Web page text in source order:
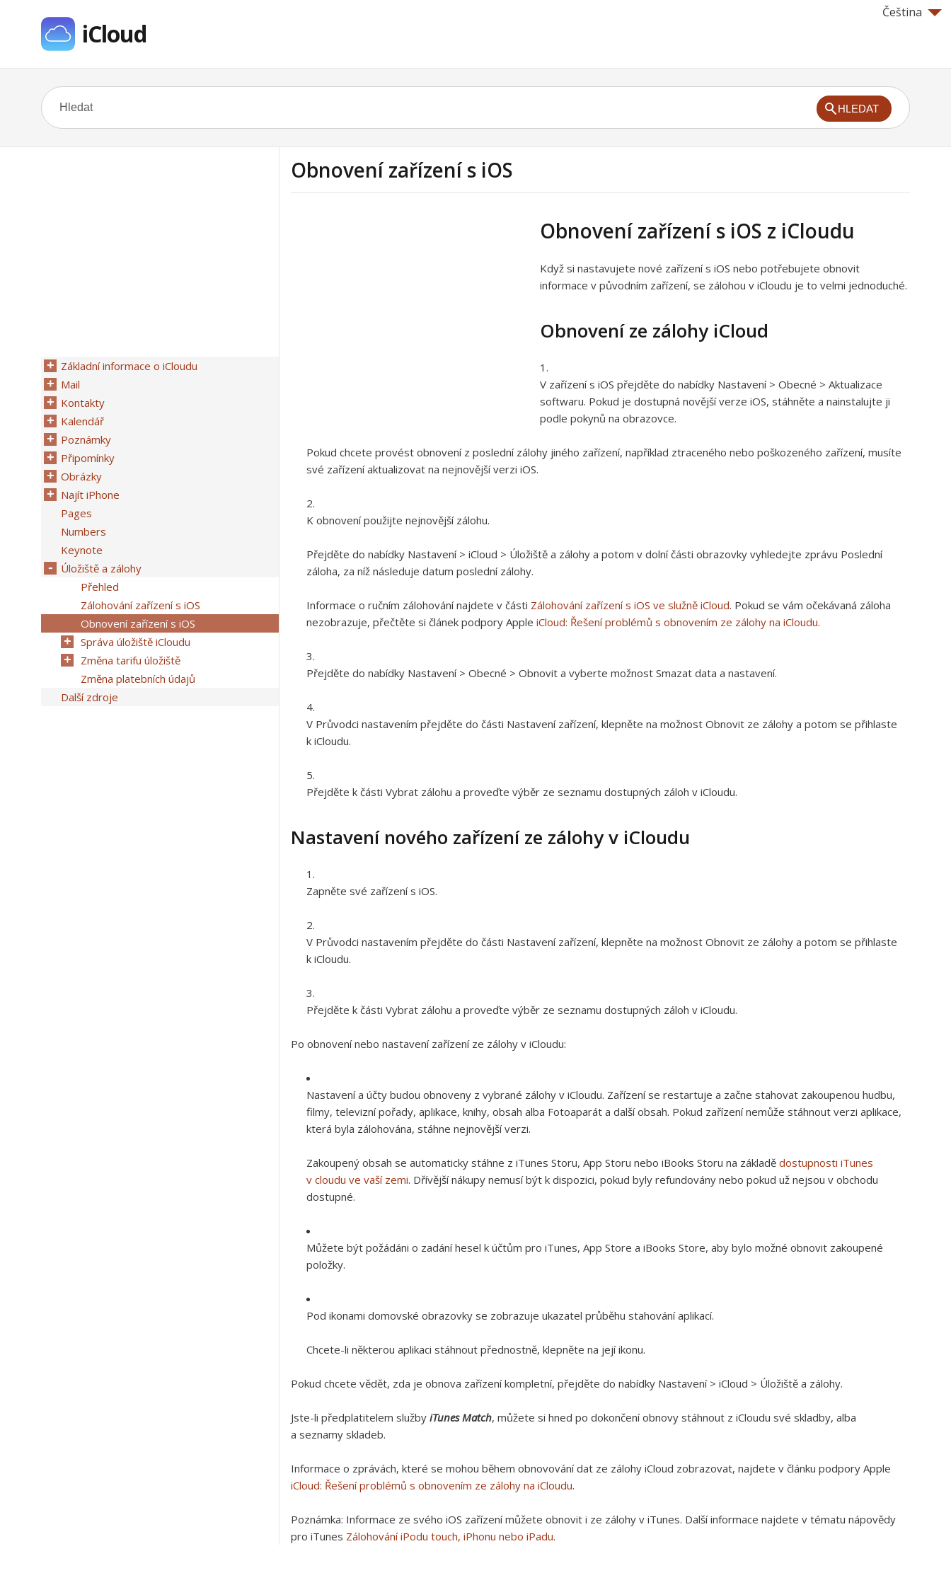
Čeština
iCloud
HLEDAT
Obnovení zařízení s iOS
Obnovení zařízení s iOS z iCloudu
Když si nastavujete nové zařízení s iOS nebo potřebujete obnovit
informace v původním zařízení, se zálohou v iCloudu je to velmi jednoduché.
Obnovení ze zálohy iCloud
V zařízení s iOS přejděte do nabídky Nastavení > Obecné > Aktualizace
softwaru. Pokud je dostupná novější verze iOS, stáhněte a nainstalujte ji
podle pokynů na obrazovce.
Pokud chcete provést obnovení z poslední zálohy jiného zařízení, například ztraceného nebo poškozeného zařízení, musíte
své zařízení aktualizovat na nejnovější verzi iOS.
K obnovení použijte nejnovější zálohu.
Přejděte do nabídky Nastavení > iCloud > Úložiště a zálohy a potom v dolní části obrazovky vyhledejte zprávu Poslední
záloha, za níž následuje datum poslední zálohy.
Informace o ručním zálohování najdete v části Zálohování zařízení s iOS ve služně iCloud. Pokud se vám očekávaná záloha
nezobrazuje, přečtěte si článek podpory Apple iCloud: Řešení problémů s obnovením ze zálohy na iCloudu.
Přejděte do nabídky Nastavení > Obecné > Obnovit a vyberte možnost Smazat data a nastavení.
V Průvodci nastavením přejděte do části Nastavení zařízení, klepněte na možnost Obnovit ze zálohy a potom se přihlaste
k iCloudu.
Přejděte k části Vybrat zálohu a proveďte výběr ze seznamu dostupných záloh v iCloudu.
Nastavení nového zařízení ze zálohy v iCloudu
Zapněte své zařízení s iOS.
V Průvodci nastavením přejděte do části Nastavení zařízení, klepněte na možnost Obnovit ze zálohy a potom se přihlaste
k iCloudu.
Přejděte k části Vybrat zálohu a proveďte výběr ze seznamu dostupných záloh v iCloudu.
Po obnovení nebo nastavení zařízení ze zálohy v iCloudu:
Nastavení a účty budou obnoveny z vybrané zálohy v iCloudu. Zařízení se restartuje a začne stahovat zakoupenou hudbu,
filmy, televizní pořady, aplikace, knihy, obsah alba Fotoaparát a další obsah. Pokud zařízení nemůže stáhnout verzi aplikace,
která byla zálohována, stáhne nejnovější verzi.
Zakoupený obsah se automaticky stáhne z iTunes Storu, App Storu nebo iBooks Storu na základě dostupnosti iTunes
v cloudu ve vaší zemi. Dřívější nákupy nemusí být k dispozici, pokud byly refundovány nebo pokud už nejsou v obchodu
dostupné.
Můžete být požádáni o zadání hesel k účtům pro iTunes, App Store a iBooks Store, aby bylo možné obnovit zakoupené
položky.
Pod ikonami domovské obrazovky se zobrazuje ukazatel průběhu stahování aplikací.
Chcete-li některou aplikaci stáhnout přednostně, klepněte na její ikonu.
Pokud chcete vědět, zda je obnova zařízení kompletní, přejděte do nabídky Nastavení > iCloud > Úložiště a zálohy.
Jste-li předplatitelem služby iTunes Match, můžete si hned po dokončení obnovy stáhnout z iCloudu své skladby, alba
a seznamy skladeb.
Informace o zprávách, které se mohou během obnovování dat ze zálohy iCloud zobrazovat, najdete v článku podpory Apple
iCloud: Řešení problémů s obnovením ze zálohy na iCloudu.
Poznámka: Informace ze svého iOS zařízení můžete obnovit i ze zálohy v iTunes. Další informace najdete v tématu nápovědy
pro iTunes Zálohování iPodu touch, iPhonu nebo iPadu.
Základní informace o iCloudu
Mail
Kontakty
Kalendář
Poznámky
Připomínky
Obrázky
Najít iPhone
Pages
Numbers
Keynote
Úložiště a zálohy
Přehled
Zálohování zařízení s iOS
Obnovení zařízení s iOS
Správa úložiště iCloudu
Změna tarifu úložiště
Změna platebních údajů
Další zdroje